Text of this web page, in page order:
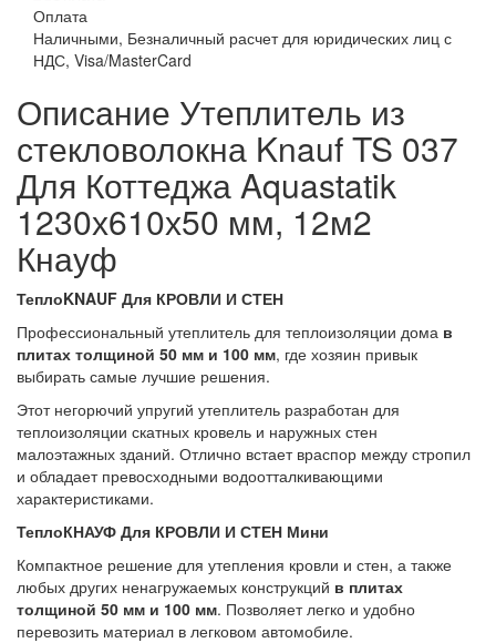
Оплата
Наличными, Безналичный расчет для юридических лиц с
НДС, Visa/MasterCard
Описание Утеплитель из
стекловолокна Knauf TS 037
Для Коттеджа Aquastatik
1230х610х50 мм, 12м2
Кнауф
ТеплоKNAUF Для КРОВЛИ И СТЕН
Профессиональный утеплитель для теплоизоляции дома в
плитах толщиной 50 мм и 100 мм, где хозяин привык
выбирать самые лучшие решения.
Этот негорючий упругий утеплитель разработан для
теплоизоляции скатных кровель и наружных стен
малоэтажных зданий. Отлично встает враспор между стропил
и обладает превосходными водоотталкивающими
характеристиками.
ТеплоКНАУФ Для КРОВЛИ И СТЕН Мини
Компактное решение для утепления кровли и стен, а также
любых других ненагружаемых конструкций в плитах
толщиной 50 мм и 100 мм. Позволяет легко и удобно
перевозить материал в легковом автомобиле.